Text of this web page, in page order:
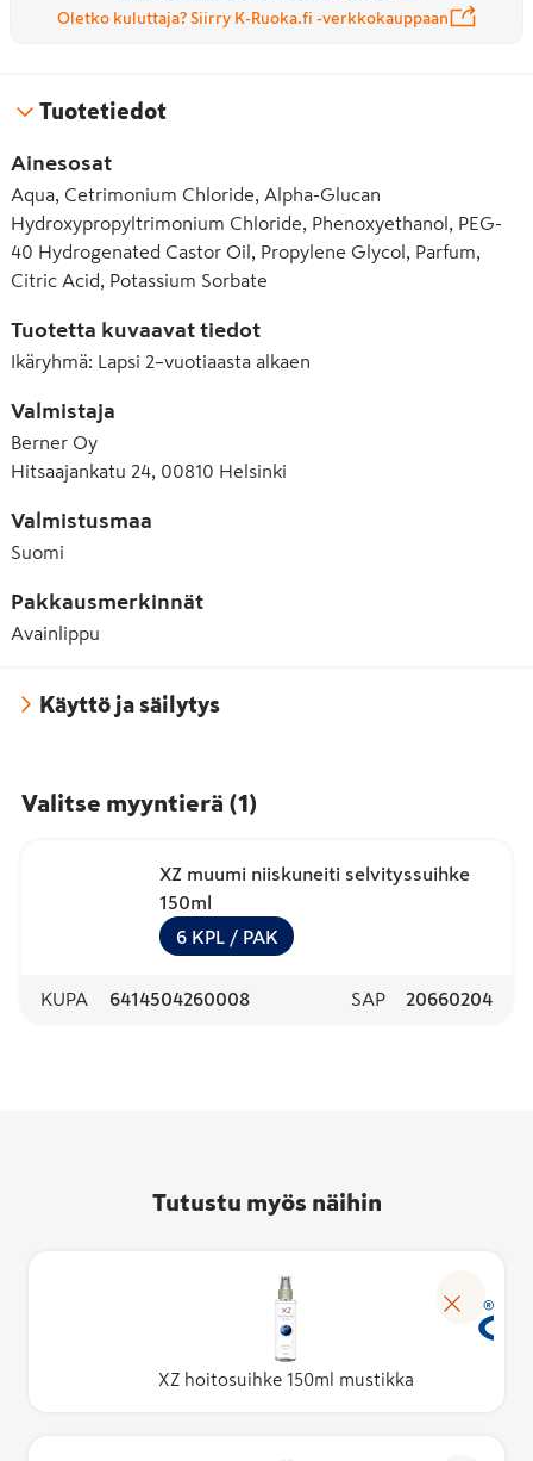
Selvitä helposti aamun takkuiset tai puhtaaksi pestyt
tuotekehityksen voimin ja valmistettu Heinävedellä.
Tuotteelle on myönnetty Avainlippu-tunnus. Koostumus
on 100 % vegaaninen.
XZ – Vahva suomalainen.
Oletko kuluttaja? Siirry K-Ruoka.fi -verkkokauppaan
Tuotetiedot
Ainesosat
Aqua, Cetrimonium Chloride, Alpha-Glucan
Hydroxypropyltrimonium Chloride, Phenoxyethanol, PEG-
40 Hydrogenated Castor Oil, Propylene Glycol, Parfum,
Citric Acid, Potassium Sorbate
Tuotetta kuvaavat tiedot
Ikäryhmä: Lapsi 2–vuotiaasta alkaen
Valmistaja
Berner Oy
Hitsaajankatu 24, 00810 Helsinki
Valmistusmaa
Suomi
Pakkausmerkinnät
Avainlippu
Käyttö ja säilytys
Valitse myyntierä (1 )
XZ muumi niiskuneiti selvityssuihke
150ml
6 KPL / PAK
KUPA 6414504260008 SAP 20660204
Tutustu myös näihin
XZ hoitosuihke 150ml mustikka